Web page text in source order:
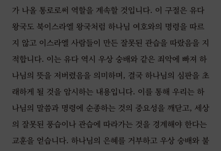
가 나올 통로로써 역할을 계속할 것입니다. 이 구절은 유다
왕국도 북이스라엘 왕국처럼 하나님 여호와의 명령을 따르
지 않고 이스라엘 사람들이 만든 잘못된 관습을 따랐음을 지
적합니다. 이는 유다 역시 우상 숭배와 같은 죄악에 빠져 하
나님의 뜻을 저버렸음을 의미하며, 결국 하나님의 심판을 초
래하게 될 것을 암시하는 내용입니다. 이를 통해 우리는 하
나님의 말씀과 명령에 순종하는 것의 중요성을 깨닫고, 세상
의 잘못된 풍습이나 관습에 따라가는 것을 경계해야 한다는
교훈을 얻습니다. 하나님의 은혜를 거부하고 우상 숭배와 불